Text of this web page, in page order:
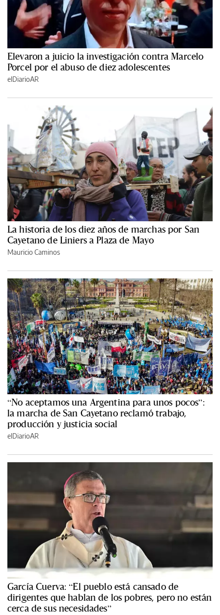
Elevaron a juicio la investigación contra Marcelo
Porcel por el abuso de diez adolescentes
elDiarioAR
La historia de los diez años de marchas por San
Cayetano de Liniers a Plaza de Mayo
Mauricio Caminos
“No aceptamos una Argentina para unos pocos”:
la marcha de San Cayetano reclamó trabajo,
producción y justicia social
elDiarioAR
García Cuerva: “El pueblo está cansado de
dirigentes que hablan de los pobres, pero no están
cerca de sus necesidades”